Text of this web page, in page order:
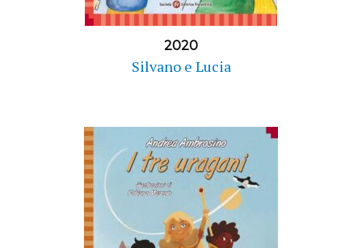
2020
Silvano e Lucia